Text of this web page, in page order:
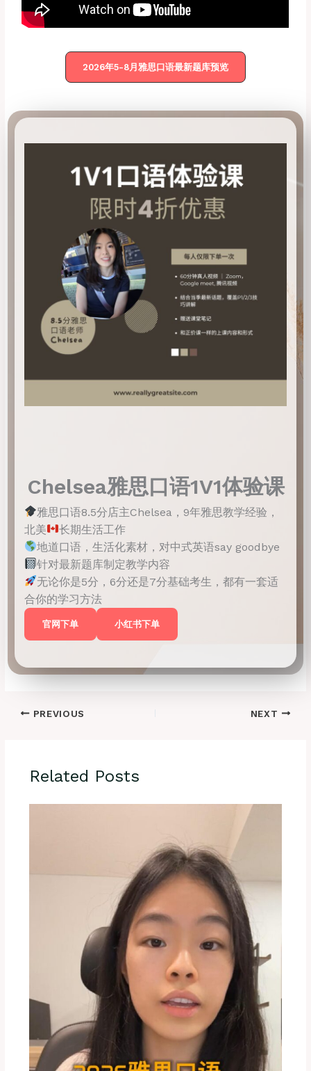
2026年5-8月雅思口语最新题库预览
Chelsea雅思口语1V1体验课
雅思口语8.5分店主Chelsea，9年雅思教学经验，
北美
长期生活工作
地道口语，生活化素材，对中式英语say goodbye
针对最新题库制定教学内容
无论你是5分，6分还是7分基础考生，都有一套适
合你的学习方法
官网下单 小红书下单
PREVIOUS NEXT
Related Posts